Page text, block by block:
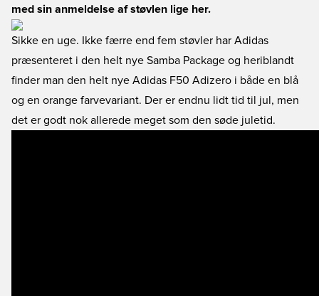
med sin anmeldelse af støvlen lige her.
Sikke en uge. Ikke færre end fem støvler har Adidas
præsenteret i den helt nye Samba Package og heriblandt
finder man den helt nye Adidas F50 Adizero i både en blå
og en orange farvevariant. Der er endnu lidt tid til jul, men
det er godt nok allerede meget som den søde juletid.